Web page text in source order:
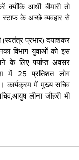
क्योंकि आधी बीमारी तो
स्टाफ के अच्छे व्यवहार से
(स्वतंत्र प्रभार) दयाशंकर
विभाग युवाओं को इस
के लिए पर्याप्त अवसर
में 25 प्रतिशत लोग
कार्यक्रम में मुख्य सचिव
लीना जौहरी भी